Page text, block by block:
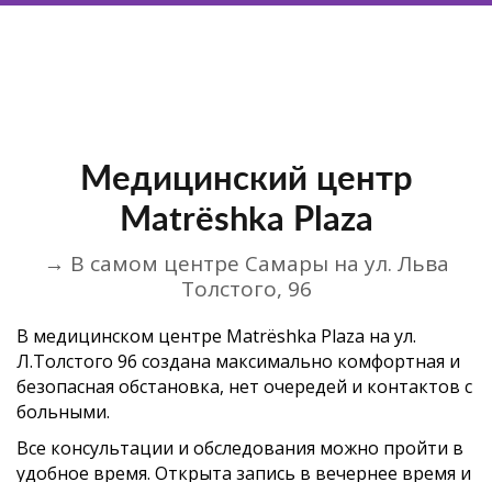
Медицинский центр
Matrёshka Plaza
→ В самом центре Самары на ул. Льва
Толстого, 96
В медицинском центре Matrёshka Plaza на ул.
Л.Толстого 96 создана максимально комфортная и
безопасная обстановка, нет очередей и контактов с
больными.
Все консультации и обследования можно пройти в
удобное время. Открыта запись в вечернее время и